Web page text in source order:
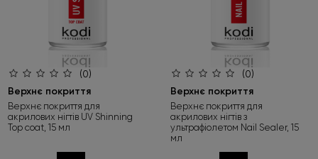
(0)
Верхнє покриття
Верхнє покриття для
акрилових нігтів UV Shinning
Top coat, 15 мл
(0)
Верхнє покриття
Верхнє покриття для
акрилових нігтів з
ультрафіолетом Nail Sealer, 15
мл